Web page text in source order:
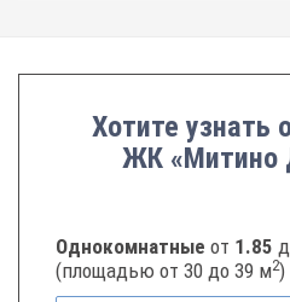
Хотите узнать
ЖК «Митино
Однокомнатные от 1.85
(площадью от 30 до 39 м2)